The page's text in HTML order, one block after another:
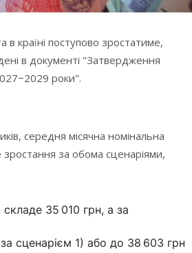
в країні поступово зростатиме,
в документі "Затвердження
роки".
середня місячна номінальна
зростання за обома сценаріями,
35 010 грн, а за
сценарієм 1) або до 38 603 грн